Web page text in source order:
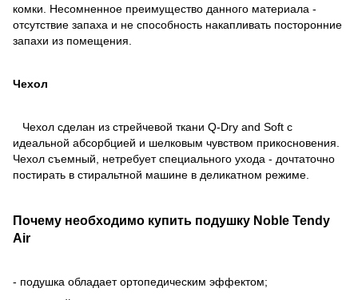
комки. Несомненное преимущество данного материала -
отсутствие запаха и не способность накапливать посторонние
запахи из помещения.
Чехол
Чехол сделан из стрейчевой ткани Q-Dry and Soft с
идеальной абсорбцией и шелковым чувством прикосновения.
Чехол съемный, нетребует специального ухода - дочтаточно
постирать в стиральтной машине в деликатном режиме.
Почему необходимо купить подушку Noble Tendy
Air
- подушка обладает ортопедическим эффектом;